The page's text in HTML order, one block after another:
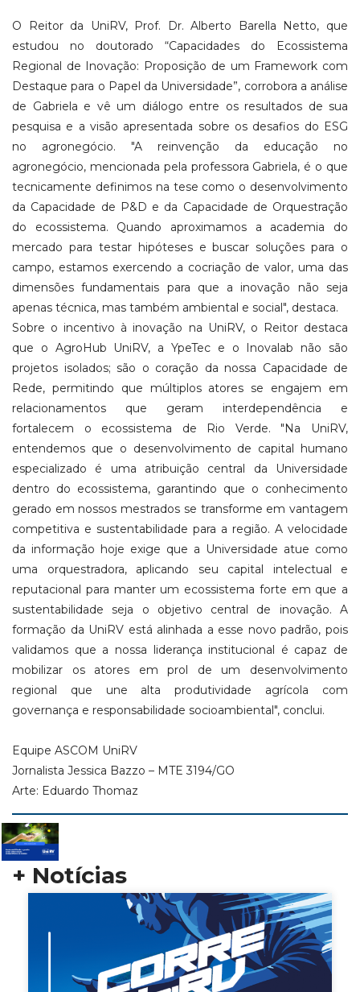
O Reitor da UniRV, Prof. Dr. Alberto Barella Netto, que
estudou no doutorado “Capacidades do Ecossistema
Regional de Inovação: Proposição de um Framework com
Destaque para o Papel da Universidade”, corrobora a análise
de Gabriela e vê um diálogo entre os resultados de sua
pesquisa e a visão apresentada sobre os desafios do ESG
no agronegócio. "A reinvenção da educação no
agronegócio, mencionada pela professora Gabriela, é o que
tecnicamente definimos na tese como o desenvolvimento
da Capacidade de P&D e da Capacidade de Orquestração
do ecossistema. Quando aproximamos a academia do
mercado para testar hipóteses e buscar soluções para o
campo, estamos exercendo a cocriação de valor, uma das
dimensões fundamentais para que a inovação não seja
apenas técnica, mas também ambiental e social", destaca.
Sobre o incentivo à inovação na UniRV, o Reitor destaca
que o AgroHub UniRV, a YpeTec e o Inovalab não são
projetos isolados; são o coração da nossa Capacidade de
Rede, permitindo que múltiplos atores se engajem em
relacionamentos que geram interdependência e
fortalecem o ecossistema de Rio Verde. "Na UniRV,
entendemos que o desenvolvimento de capital humano
especializado é uma atribuição central da Universidade
dentro do ecossistema, garantindo que o conhecimento
gerado em nossos mestrados se transforme em vantagem
competitiva e sustentabilidade para a região. A velocidade
da informação hoje exige que a Universidade atue como
uma orquestradora, aplicando seu capital intelectual e
reputacional para manter um ecossistema forte em que a
sustentabilidade seja o objetivo central de inovação. A
formação da UniRV está alinhada a esse novo padrão, pois
validamos que a nossa liderança institucional é capaz de
mobilizar os atores em prol de um desenvolvimento
regional que une alta produtividade agrícola com
governança e responsabilidade socioambiental", conclui.
Equipe ASCOM UniRV
Jornalista Jessica Bazzo – MTE 3194/GO
Arte: Eduardo Thomaz
+ Notícias